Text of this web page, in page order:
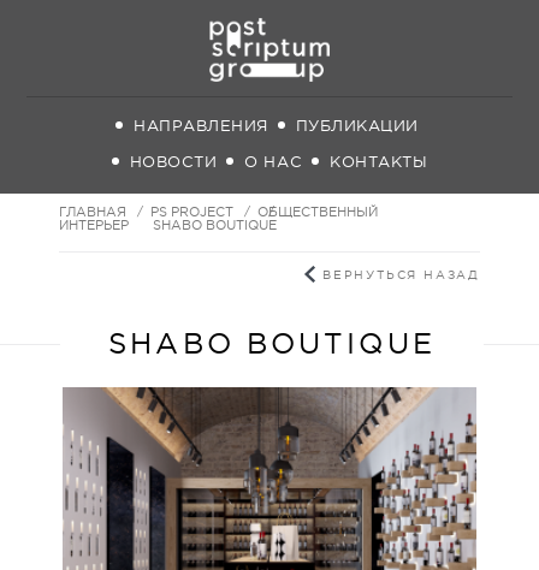
НАПРАВЛЕНИЯ ПУБЛИКАЦИИ
НОВОСТИ О НАС КОНТАКТЫ
ГЛАВНАЯ PS PROJECT
ОБЩЕСТВЕННЫЙ
ИНТЕРЬЕР
SHABO BOUTIQUE
ВЕРНУТЬСЯ НАЗАД
SHABO BOUTIQUE